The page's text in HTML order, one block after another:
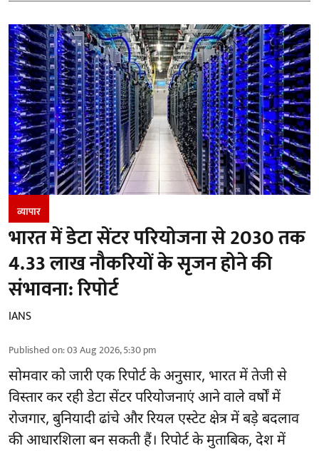
व्यापार
भारत में डेटा सेंटर परियोजना से 2030 तक
4.33 लाख नौकरियों के सृजन होने की
संभावना: रिपोर्ट
IANS
Published on:03 Aug 2026, 5:30 pm
सोमवार को जारी एक रिपोर्ट के अनुसार, भारत में तेजी से
विस्तार कर रही डेटा सेंटर परियोजनाएं आने वाले वर्षों में
रोजगार, बुनियादी ढांचे और रियल एस्टेट क्षेत्र में बड़े बदलाव
की आधारशिला बन सकती हैं। रिपोर्टके मुताबिक, देश में